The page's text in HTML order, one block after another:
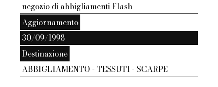
negozio di abbigliamenti Flash
Aggiornamento
30/09/1998
Destinazione
ABBIGLIAMENTO - TESSUTI - SCARPE